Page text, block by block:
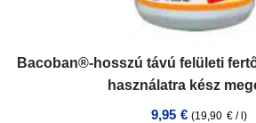
Bacoban®-hosszú távú felületi
használatra kész
9,95 € (19,90 € / )